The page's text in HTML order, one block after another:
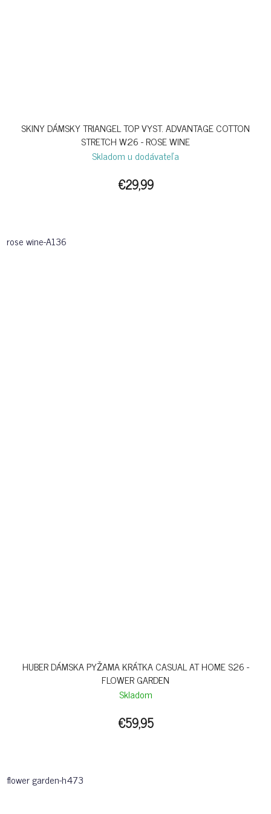
SKINY DÁMSKY TRIANGEL TOP VYST. ADVANTAGE COTTON
STRETCH W26 - ROSE WINE
Skladom u dodávateľa
€29,99
rose wine-A136
HUBER DÁMSKA PYŽAMA KRÁTKA CASUAL AT HOME S26 -
FLOWER GARDEN
Skladom
€59,95
flower garden-h473